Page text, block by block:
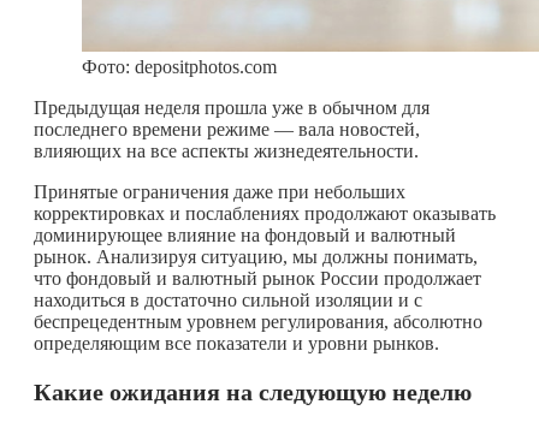
Фото: depositphotos.com
Предыдущая неделя прошла уже в обычном для
последнего времени режиме — вала новостей,
влияющих на все аспекты жизнедеятельности.
Принятые ограничения даже при небольших
корректировках и послаблениях продолжают оказывать
доминирующее влияние на фондовый и валютный
рынок. Анализируя ситуацию, мы должны понимать,
что фондовый и валютный рынок России продолжает
находиться в достаточно сильной изоляции и с
беспрецедентным уровнем регулирования, абсолютно
определяющим все показатели и уровни рынков.
Какие ожидания на следующую неделю